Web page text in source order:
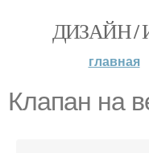
ДИЗАЙН /
главная
Клапан на